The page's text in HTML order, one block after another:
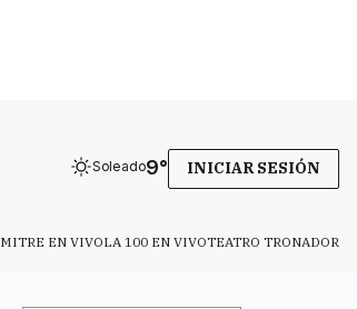
Soleado9° INICIAR SESIÓN
MITRE EN VIVOLA 100 EN VIVOTEATRO TRONADOR